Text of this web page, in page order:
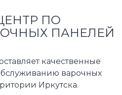
ПО
ПАНЕЛЕЙ
качественные
варочных
Иркутска.